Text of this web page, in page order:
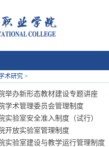
术研究 >
举办新形态教材建设专题讲座
学术管理委员会管理制度
实验室安全准入制度（试行）
开放实验室管理制度
实验室建设与教学运行管理制度